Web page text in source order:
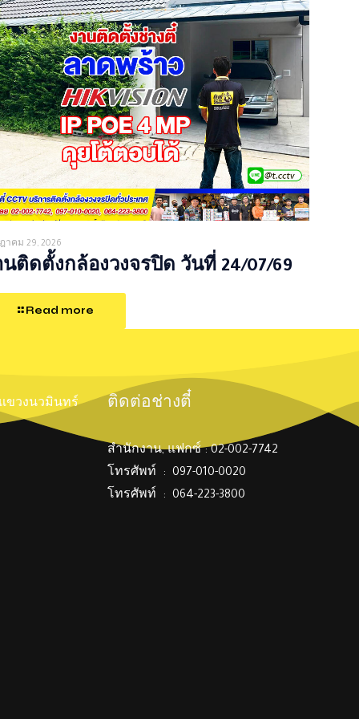
าคม 29, 2026
นติดตั้งกล้องวงจรปิด วันที่ 24/07/69
Read more
แขวงนวมินทร์ ติดต่อช่างตี๋
สำนักงาน, แฟกซ์ : 02-002-7742
โทรศัพท์ : 097-010-0020
โทรศัพท์ : 064-223-3800